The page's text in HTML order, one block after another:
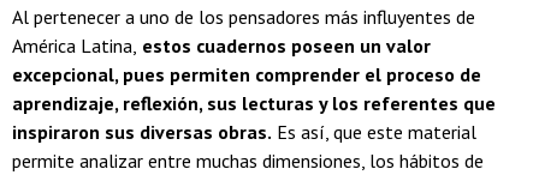
Al pertenecer a uno de los pensadores más influyentes de
América Latina, estos cuadernos poseen un valor
excepcional, pues permiten comprender el proceso de
aprendizaje, reflexión, sus lecturas y los referentes que
inspiraron sus diversas obras. Es así, que este material
permite analizar entre muchas dimensiones, los hábitos de